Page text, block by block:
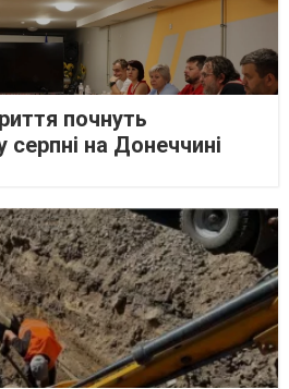
почнуть
на Донеччині